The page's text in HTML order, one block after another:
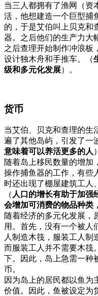
当三人都拥有了渔网（资
活，他想建造一个巨型捕
的，于是艾伯叫上贝克和
器。之后他们的生产力大
之后查理开始制作冲浪板
设计独木舟和手推车。（
级和多元化发展）。
货币
当艾伯、贝克和查理的生
遍了其他岛屿，引发了一
意味着可以养活更多的人 ）
随着岛上移民数量的增加
操作捕鱼器的工作，有些
时还出现了棚屋建筑工人
（ 人口的增长有助于加强
会增加可消费的物品种类
随着经济的多元化发展，
用。首先，没有一个被人
人制造木筏，服装工人制
而服装工人并不需要木筏
下。因此，岛上急需一种
币。
因为岛上的居民都以鱼为
价值。因此，鱼被设定为